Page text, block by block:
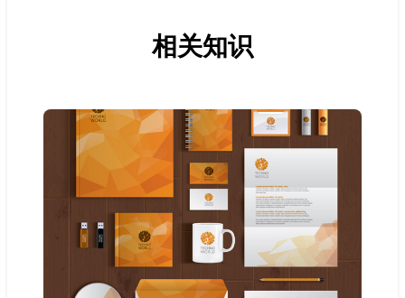
相关知识